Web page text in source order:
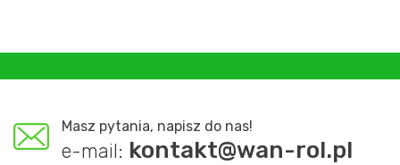
Masz pytania, napisz do nas!
e-mail: kontakt@wan-rol.pl